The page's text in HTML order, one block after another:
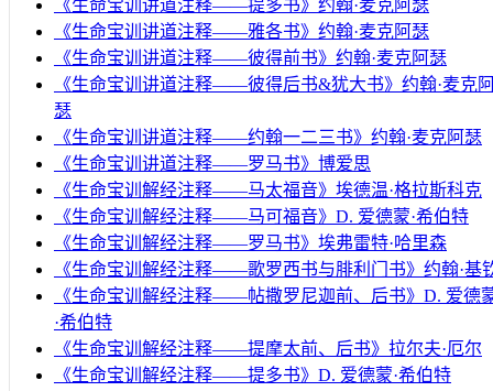
《生命宝训讲道注释——提多书》约翰·麦克阿瑟
《生命宝训讲道注释——雅各书》约翰·麦克阿瑟
《生命宝训讲道注释——彼得前书》约翰·麦克阿瑟
《生命宝训讲道注释——彼得后书&犹大书》约翰·麦克
瑟
《生命宝训讲道注释——约翰一二三书》约翰·麦克阿瑟
《生命宝训讲道注释——罗马书》博爱思
《生命宝训解经注释——马太福音》埃德温·格拉斯科克
《生命宝训解经注释——马可福音》D. 爱德蒙·希伯特
《生命宝训解经注释——罗马书》埃弗雷特·哈里森
《生命宝训解经注释——歌罗西书与腓利门书》约翰·基
《生命宝训解经注释——帖撒罗尼迦前、后书》D. 爱德
·希伯特
《生命宝训解经注释——提摩太前、后书》拉尔夫·厄尔
《生命宝训解经注释——提多书》D. 爱德蒙·希伯特